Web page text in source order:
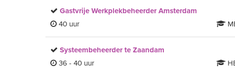
Gastvrije Werkplekbeheerder Amsterdam
40 uur
Systeembeheerder te Zaandam
36 - 40 uur